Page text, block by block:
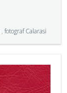
, fotograf Calarasi